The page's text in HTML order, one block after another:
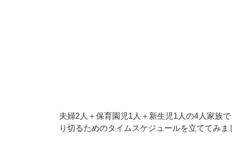
夫婦2人＋保育園児1人＋新生児1人の4人家族で
り切るためのタイムスケジュールを立ててみま